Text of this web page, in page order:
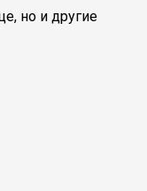
но и другие